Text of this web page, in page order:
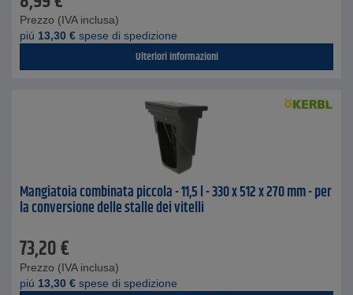
Prezzo (IVA inclusa)
piú 13,30 € spese di spedizione
Ulteriori informazioni
Mangiatoia combinata piccola - 11,5 l - 330 x 512 x 270 mm - per
la conversione delle stalle dei vitelli
73,20€
Prezzo (IVA inclusa)
piú 13,30 € spese di spedizione